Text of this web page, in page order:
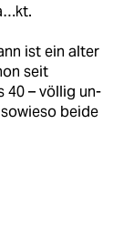
ist ein alter
seit
40 – völlig un-
beide